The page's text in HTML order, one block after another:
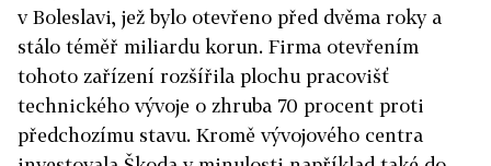
v Boleslavi, jež bylo otevřeno před dvěma roky a
stálo téměř miliardu korun. Firma otevřením
tohoto zařízení rozšířila plochu pracovišť
technického vývoje o zhruba 70 procent proti
předchozímu stavu. Kromě vývojového centra